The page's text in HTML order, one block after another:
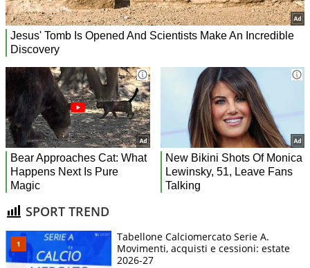
SPORT TREND
Tabellone Calciomercato Serie A.
Movimenti, acquisti e cessioni: estate
2026-27